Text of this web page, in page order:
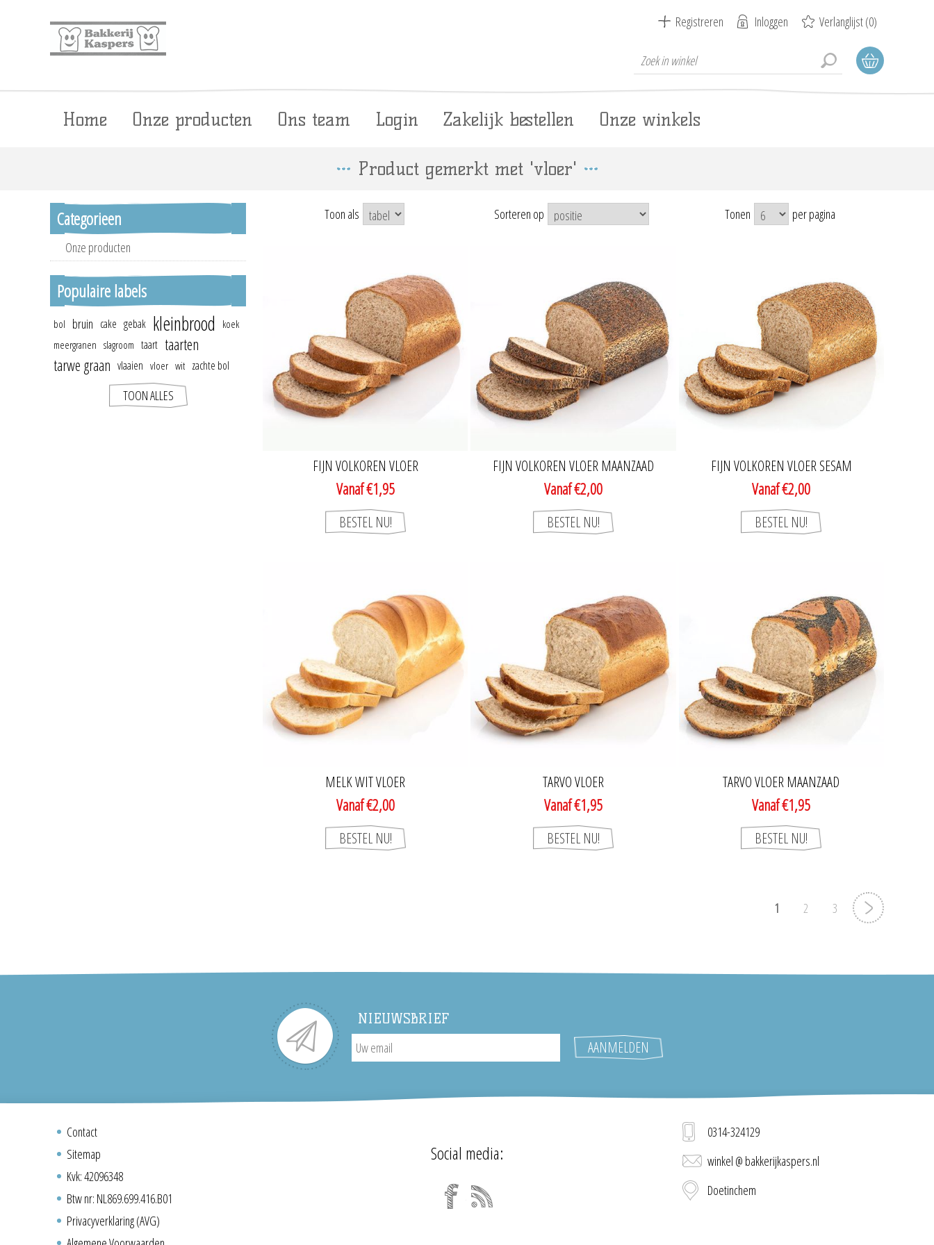
Registreren Inloggen Verlanglijst(0)
Home Onze producten Ons team Login Zakelijk bestellen Onze winkels
Product gemerkt met 'vloer'
Toon als Sorteren op Tonen per pagina
FIJN VOLKOREN VLOER
Vanaf €1,95
FIJN VOLKOREN VLOER MAANZAAD
Vanaf €2,00
FIJN VOLKOREN VLOER SESAM
Vanaf €2,00
MELK WIT VLOER
Vanaf €2,00
TARVO VLOER
Vanaf €1,95
TARVO VLOER MAANZAAD
Vanaf €1,95
1 2 3
Categorieen
Onze producten
Populaire labels
bol bruin cake gebak kleinbrood
koek
meergranen slagroom taart taarten
tarwe graan vlaaien vloer wit zachte bol
TOON ALLES
NIEUWSBRIEF
Contact
Sitemap
Kvk: 42096348
Btw nr: NL869.699.416.B01
Privacyverklaring (AVG)
Social media:
0314-324129
winkel @ bakkerijkaspers.nl
Doetinchem